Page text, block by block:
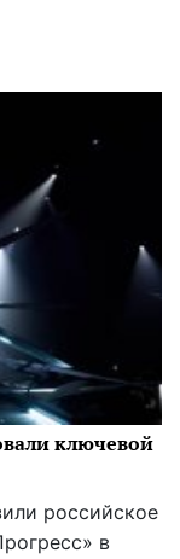
ключевой
российское
в